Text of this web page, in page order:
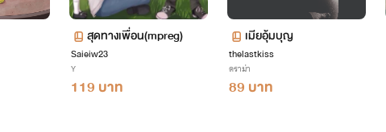
สุดทางเพื่อน(mpreg)
Saieiw23
Y
119 บาท
เมียอุ้มบุญ
thelastkiss
ดราม่า
89 บาท